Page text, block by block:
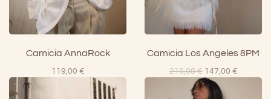
Camicia AnnaRock
119,00 €
Camicia Los Angeles 8PM
210,00€ Il
prezzo
originale
147,00 €Il